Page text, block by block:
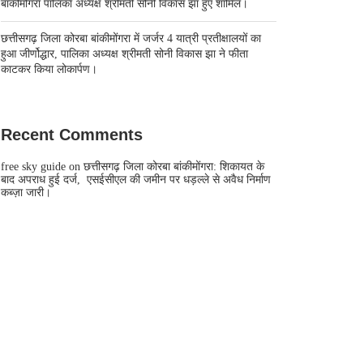
बांकीमोंगरा पालिका अध्यक्ष श्रीमती सोनी विकास झा हुए शामिल।
छत्तीसगढ़ जिला कोरबा बांकीमोंगरा में जर्जर 4 यात्री प्रतीक्षालयों का
हुआ जीर्णोद्धार, पालिका अध्यक्ष श्रीमती सोनी विकास झा ने फीता
काटकर किया लोकार्पण।
Recent Comments
free sky guide on छत्तीसगढ़ जिला कोरबा बांकीमोंगरा: शिकायत के
बाद अपराध हुई दर्ज, एसईसीएल की जमीन पर धड़ल्ले से अवैध निर्माण
कब्ज़ा जारी।